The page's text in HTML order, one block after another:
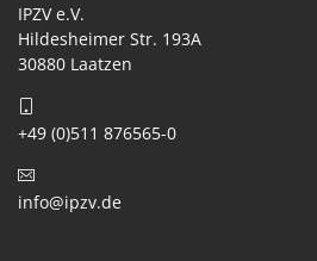
IPZV e.V.
Hildesheimer Str. 193A
30880 Laatzen
+49 (0)511 876565-0
info@ipzv.de